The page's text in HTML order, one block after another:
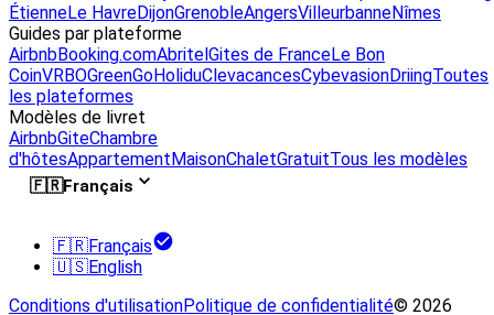
ÉtienneLe HavreDijonGrenobleAngersVilleurbanneNîmes
Guides par plateforme
AirbnbBooking.comAbritel Gites de FranceLe Bon
CoinVRBOGreenGoHoliduClevacancesCybevasionDriingToutes
les plateformes
Modèles de livret
AirbnbGiteChambre
d'hôtesAppartement MaisonChaletGratuitTous les modèles
🇫🇷Français
🇫🇷Français
🇺🇸English
Conditions d'utilisationPolitique de confidentialité© 2026